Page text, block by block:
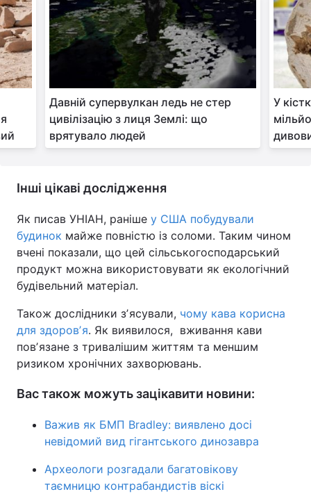
Давній супервулкан ледь не стер
цивілізацію з лиця Землі: що
врятувало людей
У
Інші цікаві дослідження
Як писав УНІАН, раніше у США побудували
будинок майже повністю із соломи. Таким чином
вчені показали, що цей сільськогосподарський
продукт можна використовувати як екологічний
будівельний матеріал.
Також дослідники зʼясували, чому кава корисна
для здоровʼя. Як виявилося, вживання кави
повʼязане з тривалішим життям та меншим
ризиком хронічних захворювань.
Вас також можуть зацікавити новини:
Важив як БМП Bradley: виявлено досі
невідомий вид гігантського динозавра
Археологи розгадали багатовікову
таємницю контрабандистів віскі